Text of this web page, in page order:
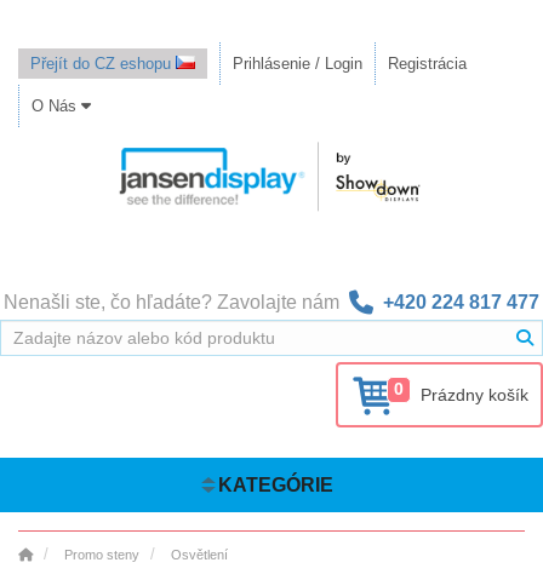
Přejít do CZ eshopu Prihlásenie / Login Registrácia
O Nás
Nenašli ste, čo hľadáte? Zavolajte nám +420 224 817 477
0 Prázdny košík
KATEGÓRIE
Promo steny Osvětlení